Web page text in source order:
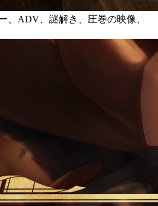
、ADV、謎解き、圧巻の映像、